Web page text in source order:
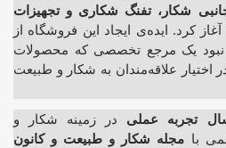
جانبی شکار، تفنگ شکاری و تجهیزات
کرد. ایده‌ی ایجاد این فروشگاه از
یک مرجع تخصصی که محصولات
اختیار علاقه‌مندان به شکار و طبیعت
در زمینه شکار و
با مجله شکار و طبیعت و کانون